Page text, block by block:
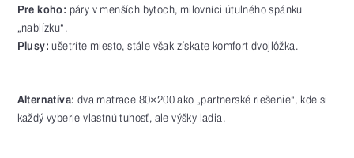
Pre koho: páry v menších bytoch, milovníci útulného spánku
„nablízku“.
Plusy:ušetríte miesto, stále však získate komfort dvojlôžka.
Alternatíva: dva matrace 80×200 ako „partnerské riešenie“, kde si
každý vyberie vlastnú tuhosť, ale výšky ladia.